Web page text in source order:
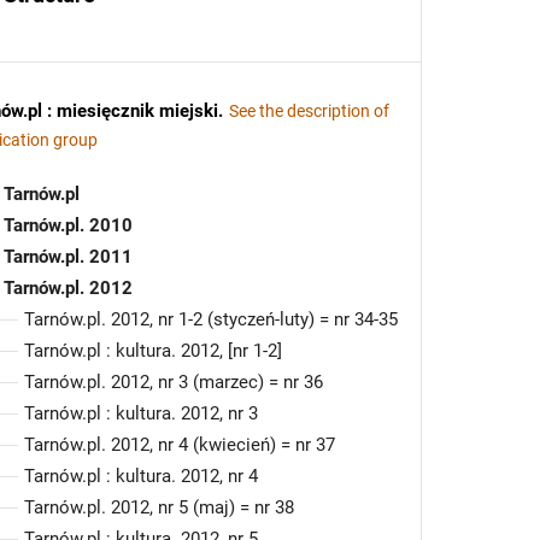
: miesięcznik miejski. See the description of
group
Tarnów.pl
Tarnów.pl. 2010
Tarnów.pl. 2011
Tarnów.pl. 2012
Tarnów.pl. 2012, nr 1-2 (styczeń-luty) = nr 34-35
Tarnów.pl : kultura. 2012, [nr 1-2]
Tarnów.pl. 2012, nr 3 (marzec) = nr 36
Tarnów.pl : kultura. 2012, nr 3
Tarnów.pl. 2012, nr 4 (kwiecień) = nr 37
Tarnów.pl : kultura. 2012, nr 4
Tarnów.pl. 2012, nr 5 (maj) = nr 38